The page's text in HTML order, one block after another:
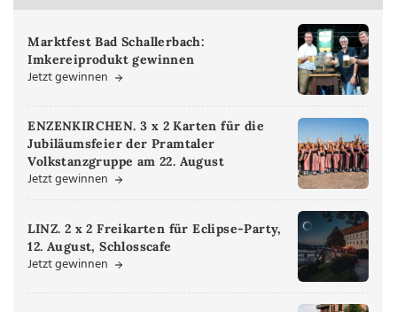
Marktfest Bad Schallerbach:
Imkereiprodukt gewinnen
Jetzt gewinnen
ENZENKIRCHEN. 3 x 2 Karten für die
Jubiläumsfeier der Pramtaler
Volkstanzgruppe am 22. August
Jetzt gewinnen
LINZ. 2 x 2 Freikarten für Eclipse-Party,
12. August, Schlosscafe
Jetzt gewinnen